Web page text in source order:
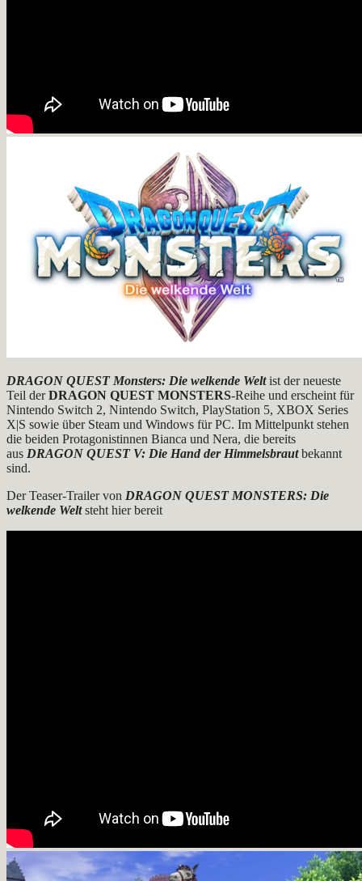
DRAGON QUEST Monsters: Die welkende Weltist der neueste
Teil derDRAGON QUEST MONSTERS-Reihe und erscheint für
Nintendo Switch 2, Nintendo Switch, PlayStation 5, XBOX Series
X|S sowie über Steam und Windows für PC. Im Mittelpunkt stehen
die beiden Protagonistinnen Bianca und Nera, die bereits
aus DRAGON QUEST V: Die Hand der Himmelsbrautbekannt
sind.
Der Teaser-Trailer von DRAGON QUEST MONSTERS: Die
welkende Weltsteht hier bereit